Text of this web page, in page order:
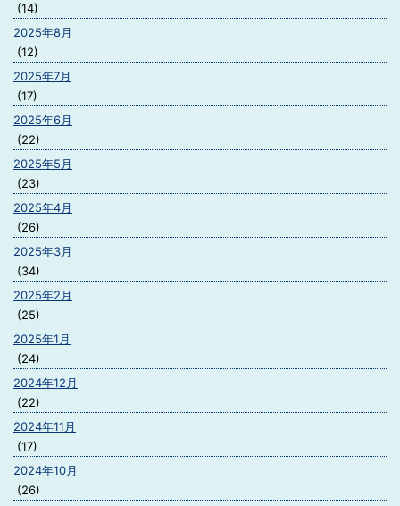
(14)
2025年8月
(12)
2025年7月
(17)
2025年6月
(22)
2025年5月
(23)
2025年4月
(26)
2025年3月
(34)
2025年2月
(25)
2025年1月
(24)
2024年12月
(22)
2024年11月
(17)
2024年10月
(26)